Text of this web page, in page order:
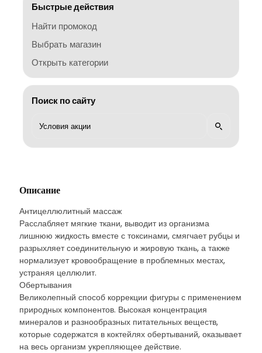
Быстрые действия
Найти промокод
Выбрать магазин
Открыть категории
Поиск по сайту
Описание
Антицеллюлитный массаж
Расслабляет мягкие ткани, выводит из организма
лишнюю жидкость вместе с токсинами, смягчает рубцы и
разрыхляет соединительную и жировую ткань, а также
нормализует кровообращение в проблемных местах,
устраняя целлюлит.
Обертывания
Великолепный способ коррекции фигуры с применением
природных компонентов. Высокая концентрация
минералов и разнообразных питательных веществ,
которые содержатся в коктейлях обертываний, оказывает
на весь организм укрепляющее действие.